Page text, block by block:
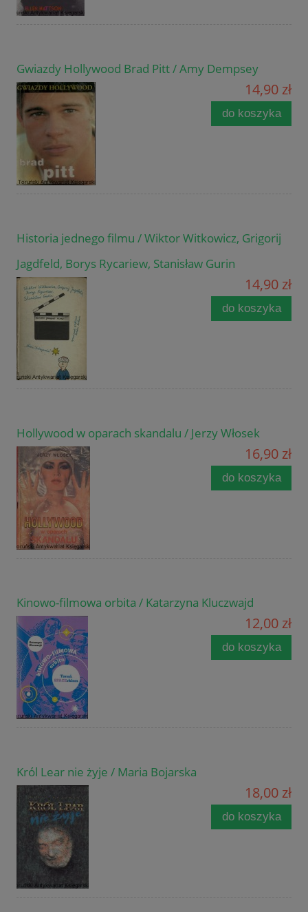
Gwiazdy Hollywood Brad Pitt / Amy Dempsey
14,90 zł
do koszyka
Historia jednego filmu / Wiktor Witkowicz, Grigorij
Jagdfeld, Borys Rycariew, Stanisław Gurin
14,90 zł
do koszyka
Hollywood w oparach skandalu / Jerzy Włosek
16,90 zł
do koszyka
Kinowo-filmowa orbita / Katarzyna Kluczwajd
12,00 zł
do koszyka
Król Lear nie żyje / Maria Bojarska
18,00 zł
do koszyka